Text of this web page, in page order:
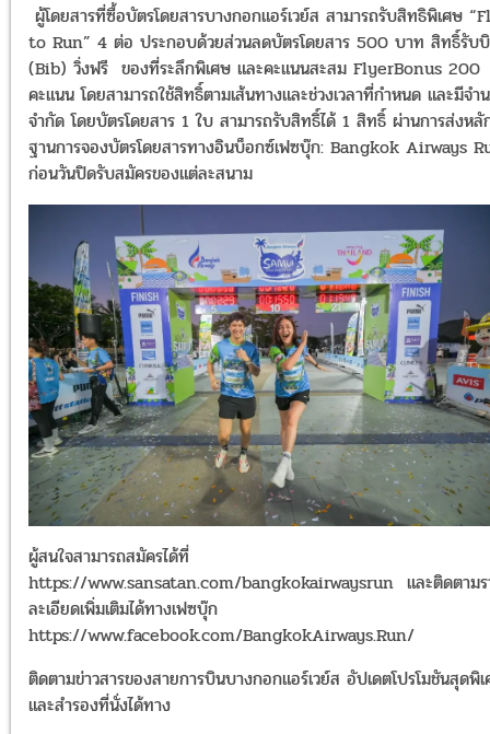
ผู้โดยสารที่ซื้อบัตรโดยสารบางกอกแอร์เวย์ส สามารถรับสิทธิพิเศษ
to Run” 4 ต่อ ประกอบด้วยส่วนลดบัตรโดยสาร 500 บาท สิทธิ์รับ
(Bib) วิ่งฟรี ของที่ระลึกพิเศษ และคะแนนสะสม FlyerBonus 200
คะแนน โดยสามารถใช้สิทธิ์ตามเส้นทางและช่วงเวลาที่กำหนด และมีจำ
จำกัด โดยบัตรโดยสาร 1 ใบ สามารถรับสิทธิ์ได้ 1 สิทธิ์ ผ่านการส่งหลั
ฐานการจองบัตรโดยสารทางอินบ็อกซ์เฟซบุ๊ก: Bangkok Airways
ก่อนวันปิดรับสมัครของแต่ละสนาม
ผู้สนใจสามารถสมัครได้ที่
https://www.sansatan.com/bangkokairwaysrun และติดตาม
ละเอียดเพิ่มเติมได้ทางเฟซบุ๊ก
https://www.facebook.com/BangkokAirways.Run/
ติดตามข่าวสารของสายการบินบางกอกแอร์เวย์ส อัปเดตโปรโมชันสุดพิ
และสำรองที่นั่งได้ทาง